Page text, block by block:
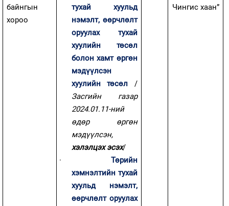
байнгын
хороо
тухай хуульд
нэмэлт, өөрчлөлт
оруулах тухай
хуулийн төсөл
болон хамт өргөн
мэдүүлсэн
хуулийн төсөл /
Засгийн газар
2024.01.11-ний
өдөр өргөн
мэдүүлсэн,
хэлэлцэх эсэх/
·
Төрийн
хэмнэлтийн тухай
хуульд нэмэлт,
өөрчлөлт оруулах
Чингис хаан”